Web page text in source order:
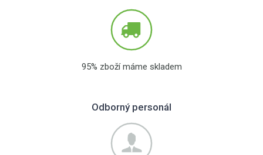
95% zboží máme skladem
Odborný personál